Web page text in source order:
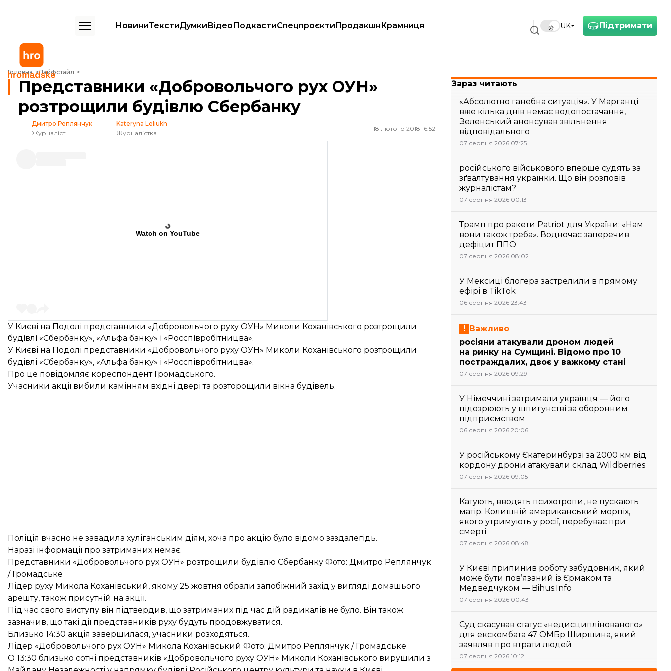
Підтримати
UK
НовиниТекстиДумкиВідеоПодкастиСпецпроєктиПродакшнКрамниця
Головна Лайфстайл
Представники «Добровольчого рух ОУН» розтрощили будівлю Сбербанку
Представники «Добровольчого рух ОУН»
розтрощили будівлю Сбербанку
Дмитро Реплянчук
Журналіст
Kateryna Leliukh
Журналістка
18 лютого 2018 16:52
Watch on YouTube
У Києві на Подолі представники «Добровольчого руху ОУН» Миколи Коханівського розтрощили
будівлі «Сбербанку», «Альфа банку» і «Росспівробітницва».
У Києві на Подолі представники «Добровольчого руху ОУН» Миколи Коханівського розтрощили
будівлі «Сбербанку», «Альфа банку» і «Росспівробітницва».
Про це повідомляє кореспондент Громадського.
Учасники акції вибили камінням вхідні двері та розторощили вікна будівель.
Поліція вчасно не завадила хуліганським діям, хоча про акцію було відомо заздалегідь.
Наразі інформації про затриманих немає.
Представники «Добровольчого рух ОУН» розтрощили будівлю Сбербанку Фото: Дмитро Реплянчук
/ Громадське
Лідер руху Микола Коханівський, якому 25 жовтня обрали запобіжний захід у вигляді домашього
арешту, також присутній на акції.
Під час свого виступу він підтвердив, що затриманих під час дій радикалів не було. Він також
зазначив, що такі дії представників руху будуть продовжуватися.
Близько 14:30 акція завершилася, учасники розходяться.
Лідер «Добровольчого рух ОУН» Микола Коханівський Фото: Дмитро Реплянчук / Громадське
О 13:30 близько сотні представників «Добровольчого руху ОУН» Миколи Коханівського вирушили з
Зараз читають
«Абсолютно ганебна ситуація». У Марганці
вже кілька днів немає водопостачання,
Зеленський анонсував звільнення
відповідального
07 серпня 2026 07:25
російського військового вперше судять за
зґвалтування українки. Що він розповів
журналістам?
07 серпня 2026 00:13
Трамп про ракети Patriot для України: «Нам
вони також треба». Водночас заперечив
дефіцит ППО
07 серпня 2026 08:02
У Мексиці блогера застрелили в прямому
ефірі в TikTok
06 серпня 2026 23:43
Важливо
росіяни атакували дроном людей
на ринку на Сумщині. Відомо про 10
постраждалих, двоє у важкому стані
07 серпня 2026 09:29
У Німеччині затримали українця — його
підозрюють у шпигунстві за оборонним
підприємством
06 серпня 2026 20:06
У російському Єкатеринбурзі за 2000 км від
кордону дрони атакували склад Wildberries
07 серпня 2026 09:05
Катують, вводять психотропи, не пускають
матір. Колишній американський морпіх,
якого утримують у росії, перебуває при
смерті
07 серпня 2026 08:48
У Києві припинив роботу забудовник, який
може бути пов’язаний із Єрмаком та
Медведчуком — Bihus.Info
07 серпня 2026 00:43
Суд скасував статус «недисциплінованого»
для екскомбата 47 ОМБр Ширшина, який
заявляв про втрати людей
07 серпня 2026 10:12